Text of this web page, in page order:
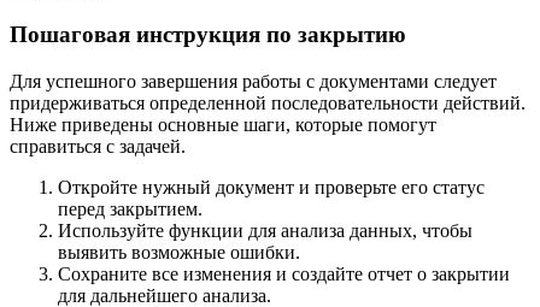
Пошаговая инструкция по закрытию
Для успешного завершения работы с документами следует
придерживаться определенной последовательности действий.
Ниже приведены основные шаги, которые помогут
справиться с задачей.
Откройте нужный документ и проверьте его статус
перед закрытием.
Используйте функции для анализа данных, чтобы
выявить возможные ошибки.
Сохраните все изменения и создайте отчет о закрытии
для дальнейшего анализа.